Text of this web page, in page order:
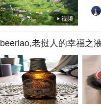
视频
beerlao,老挝人的幸福之